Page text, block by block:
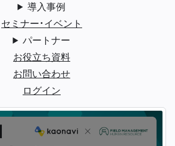
導入事例
セミナー・イベント
パートナー
お役立ち資料
お問い合わせ
ログイン